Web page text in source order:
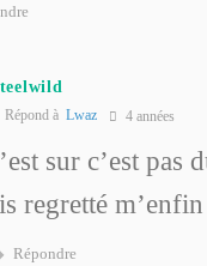
Répond à Lwaz 4 années
sur c’est pas
regretté
Répondre